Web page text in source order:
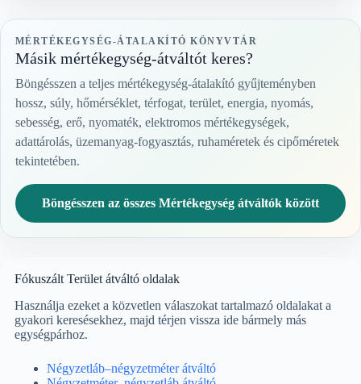
MÉRTÉKEGYSÉG-ÁTALAKÍTÓ KÖNYVTÁR
Másik mértékegység-átváltót keres?
Böngésszen a teljes mértékegység-átalakító gyűjteményben
hossz, súly, hőmérséklet, térfogat, terület, energia, nyomás,
sebesség, erő, nyomaték, elektromos mértékegységek,
adattárolás, üzemanyag-fogyasztás, ruhaméretek és cipőméretek
tekintetében.
Böngésszen az összes Mértékegység átváltók között
Fókuszált Terület átváltó oldalak
Használja ezeket a közvetlen válaszokat tartalmazó oldalakat a
gyakori keresésekhez, majd térjen vissza ide bármely más
egységpárhoz.
Négyzetláb–négyzetméter átváltó